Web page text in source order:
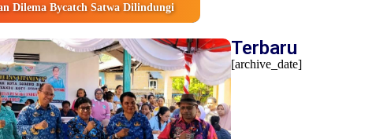
Dilema Bycatch Satwa Dilindungi
Terbaru
[archive_date]